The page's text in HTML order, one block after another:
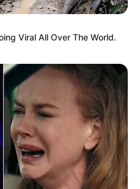
Viral All Over The World.